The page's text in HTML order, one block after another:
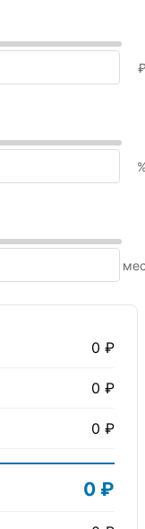
0 ₽
0 ₽
0 ₽
0 ₽